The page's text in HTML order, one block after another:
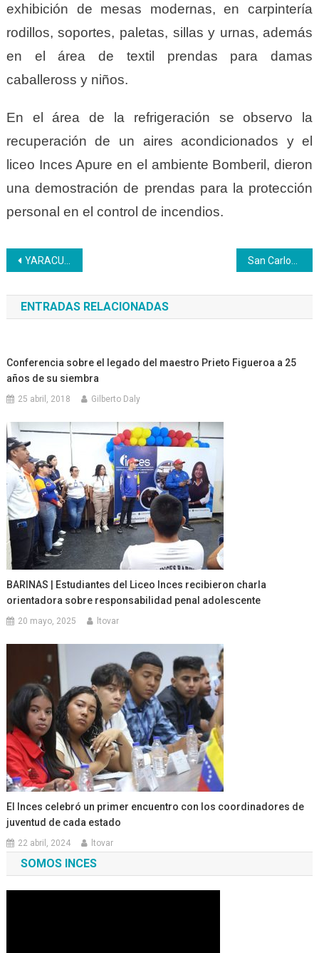
exhibición de mesas modernas, en carpintería
rodillos, soportes, paletas, sillas y urnas, además
en el área de textil prendas para damas
caballeross y niños.
En el área de la refrigeración se observo la
recuperación de un aires acondicionados y el
liceo Inces Apure en el ambiente Bomberil, dieron
una demostración de prendas para la protección
personal en el control de incendios.
Navegación
de
entradas
YARACUY | Féminas del CCP de Guama culminaron unidad curricular ‘Vida de la Mujer’
ENTRADAS RELACIONADAS
Conferencia sobre el legado del maestro Prieto Figueroa a 25
años de su siembra
25 abril, 2018 Gilberto Daly
BARINAS | Estudiantes del Liceo Inces recibieron charla
orientadora sobre responsabilidad penal adolescente
20 mayo, 2025 ltovar
El Inces celebró un primer encuentro con los coordinadores de
juventud de cada estado
22 abril, 2024 ltovar
SOMOS INCES